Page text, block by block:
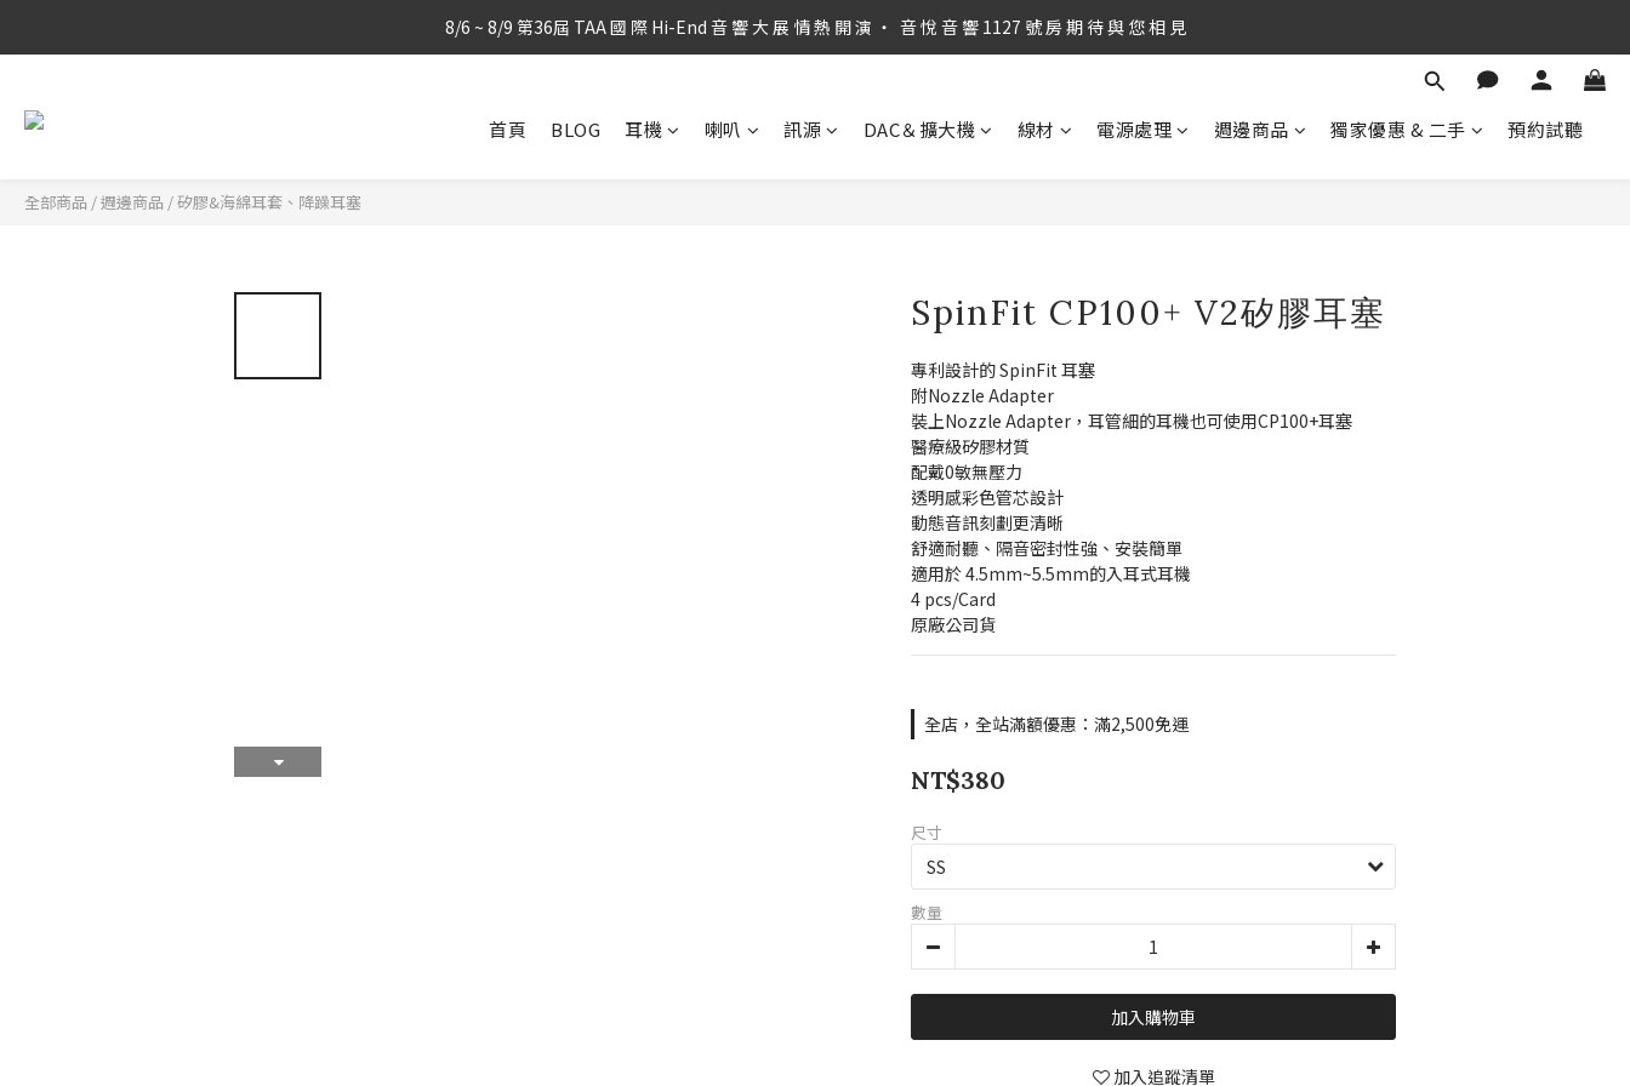
8/6 ~ 8/9 第36屆 TAA 國 際 Hi-End 音 響 大 展 情 熱 開 演 ‧  音 悅 音 響 1127 號 房 期 待 與 您 相 見
8/6 ~ 8/9 第36屆 TAA 國 際 Hi-End 音 響 大 展 情 熱 開 演 ‧  音 悅 音 響 1127 號 房 期 待 與 您 相 見
音 悅 音 響 線 上 商 城 每 月 限 時 特 價 ‧ 趕 緊 " 點 擊 " 查 閱 即 享 折 扣！
首頁 BLOG 耳機 喇叭 訊源 DAC＆擴大機 線材 電源處理 週邊商品 獨家優惠 & 二手 預約試聽
全部商品 /週邊商品 /矽膠&海綿耳套、降躁耳塞
SpinFit CP100+ V2矽膠耳塞
專利設計的 SpinFit 耳塞
附Nozzle Adapter
裝上Nozzle Adapter，耳管細的耳機也可使用CP100+耳塞
醫療級矽膠材質
配戴0敏無壓力
透明感彩色管芯設計
動態音訊刻劃更清晰
舒適耐聽、隔音密封性強、安裝簡單
適用於 4.5mm~5.5mm的入耳式耳機
4 pcs/Card
原廠公司貨
全店，全站滿額優惠：滿2,500免運
NT$380
尺寸
數量
加入購物車
加入追蹤清單